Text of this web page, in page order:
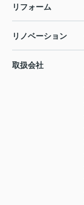
リフォーム
リノベーション
取扱会社